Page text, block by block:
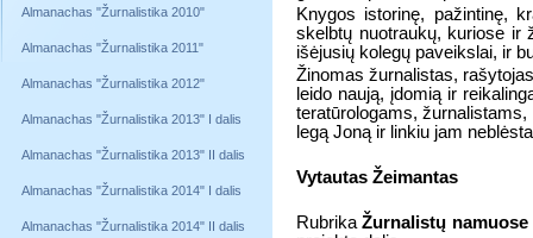
Almanachas "Žurnalistika 2010"
Almanachas "Žurnalistika 2011"
Almanachas "Žurnalistika 2012"
Almanachas "Žurnalistika 2013" I dalis
Almanachas "Žurnalistika 2013" II dalis
Almanachas "Žurnalistika 2014" I dalis
Almanachas "Žurnalistika 2014" II dalis
Kny­gos is­to­ri­nę, pa­žin­ti­nę,
skelb­tų nuo­trau­kų, ku­rio­se ir
iš­ėju­sių ko­le­gų pa­veiks­lai, ir
Ži­no­mas žur­na­lis­tas,
lei­do nau­ją, įdo­mią ir
te­ra­tū­ro­lo­gams,
le­gą Jo­ną ir lin­kiu jam
Vytautas Žeimantas
RubrikaŽurnalistų namuose